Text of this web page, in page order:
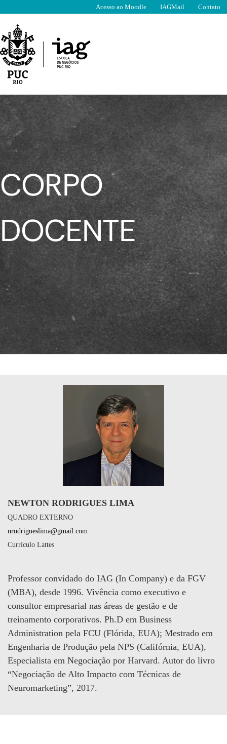
o
conteúdo
Acesso ao Moodle IAGMail Contato
CORPO
DOCENTE
NEWTON RODRIGUES LIMA
QUADRO EXTERNO
nrodrigueslima@gmail.com
Currículo Lattes
Professor convidado do IAG (In Company) e da FGV
(MBA), desde 1996. Vivência como executivo e
consultor empresarial nas áreas de gestão e de
treinamento corporativos. Ph.D em Business
Administration pela FCU (Flórida, EUA); Mestrado em
Engenharia de Produção pela NPS (Califórnia, EUA),
Especialista em Negociação por Harvard. Autor do livro
“Negociação de Alto Impacto com Técnicas de
Neuromarketing”, 2017.